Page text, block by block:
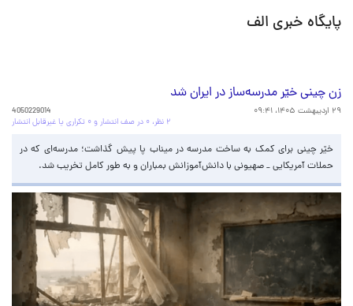
پایگاه خبری الف
زن چینی خیّر مدرسه‌ساز در ایران شد
۲۹ اردیبهشت ۱۴۰۵، ۰۹:۴۱
4050229014
۲ نظر، ۰ در صف انتشار و ۰ تکراری یا غیرقابل انتشار
خیّر چینی برای کمک به ساخت مدرسه در میناب پا پیش گذاشت؛ مدرسه‌ای که در
حملات آمریکایی _ صهیونی با دانش‌آموزانش بمباران و به طور کامل تخریب شد.